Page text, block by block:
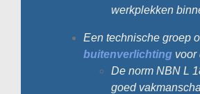
werkplekken
Een technische groep
buitenverlichting voor
De norm NBN L
goed